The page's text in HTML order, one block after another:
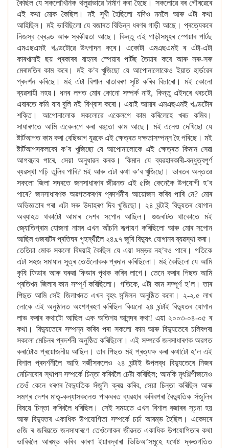
কৈছিল যে সকলোখিনিক থলুৱাভাৱে নিৰ্মাণ কৰা হৈছে। সকলোৱে বৰ গৌৰৱেৰে
এই কথা মোক কৈছিল। মই সুখী হৈছিলো যদিও মনলৈ আৰু এটা কথা
আহিছিল। মই ভাবিছিলো যে বজাৰত বিভিন্ন ধৰণৰ গাড়ী আছে। প্ৰত্যেকৰে
নিজস্ব ব্ৰেণ্ড আৰু স্বকীয়তা আছে। কিন্তু এই গাড়ীসমূহৰ স্পেয়াৰ পাৰ্টছ
এমএছএমই খণ্ডটোৱে উৎপাদন কৰে। একোটা এমএছএমই ৰ এটা-এটা
কাৰখানাই ছয় প্ৰকাৰৰ বাহনৰ স্পেয়াৰ পাৰ্টছ তৈয়াৰ কৰে আৰু সৰু-সৰু
মেৰামতিৰ কাম কৰে। মই ক’ব খুজিছো যে আপোনালোকেও ইয়াত হাৰ্ডৱেৰ
প্ৰদৰ্শন কৰিছে।
মই এটা বিশাল বাতাবৰণ সৃষ্টি কৰিব বিচাৰো। মই কোনো
ব্যৱসায়ী নহয়।
ধনৰ লগত মোৰ কোনো সম্পৰ্ক নাই, কিন্তু এইদৰে খৰচটো
এবাৰতে কমি যাব বুলি মই বিশ্বাস কৰো। এয়াই আমাৰ এমএছএমই খণ্ডটোৰ
শক্তি। আপোনালোক সকলোৱে একেলগে কাম কৰিলেহে খৰচ কমিব।
সাধাৰণতে আমি একেলগে কৰা বহুতো কাম আছে। মই এনেও দেখিছো যে
ষ্টাৰ্টআপত কাম কৰা বেছিভাগ যুৱকে এই ক্ষেত্ৰত দক্ষতাসম্পন্ন হৈ পৰিছে। মই
ষ্টাৰ্টআপসকলকো ক’ব খুজিছো যে আপোনালোকে এই ক্ষেত্ৰত কিমান সেৱা
আগবঢ়াব পাৰে, সেয়া অনুধাৱন কৰক। কিমান যে ব্যৱহাৰকাৰী-বন্ধুত্বপূৰ্ণ
ব্যৱস্থা গঢ়ি তুলিব পাৰি? মই আৰু এটা কথা ক’ব খুজিছো। ভাৰতৰ অন্ততঃ
সকলো জিলা সদৰতে জনসাধাৰণৰ জীৱনত এই ৫জি কেনেকৈ উপযোগী হ’ব
পাৰে? জনসাধাৰণক অৱগতকৰণৰ প্ৰদৰ্শনীৰ আয়োজন কৰিব পাৰি নে? মোৰ
অভিজ্ঞতাৰ পৰা এটা সৰু উদাহৰণ দিব খুজিছো। ২৪ ঘন্টাই বিদ্যুতৰ যোগান
অব্যাহত থকাটো আমাৰ দেশৰ সপোন আছিল। গুজৰাটত থাকোতে মই
জ্যোতিগ্ৰাম যোজনা নামৰ এখন আঁচনি ৰূপায়ণ কৰিছিলো আৰু মোৰ সপোন
আছিল গুজৰাটৰ প্ৰতিঘৰ গৃহস্থীলৈ ২৪x৭ জুৰি বিদ্যুৎ যোগানৰ ব্যৱস্থা কৰা।
তেতিয়া মোক সকলো বিষয়াই কৈছিল যে এয়া সম্ভৱ নহ’বও পাৰে। গতিকে
এটা সহজ সমাধান সূত্ৰ তেওঁলোকক প্ৰদান কৰিছিলো। মই কৈছিলো যে আমি
কৃষি ফিডাৰ আৰু ঘৰুৱা ফিডাৰ পৃথক কৰিব লাগে। তেনে কৰাৰ পিছত আমি
প্ৰতিখন জিলাৰ কাম সম্পূৰ্ণ কৰিছিলো। গতিকে, এটা কাম সম্পূৰ্ণ হ’ল। তাৰ
পিছত আমি সেই জিলাখনত এখন বৃহৎ সন্মিলন অনুষ্ঠিত কৰো। ২-২.৫ লাখ
লোকে এই অনুষ্ঠানত অংশগ্ৰহণ কৰিছিল কিয়নো ২৪ ঘন্টাই বিদ্যুতৰ যোগান
লাভ কৰাৰ কথাটো আছিল এক অতিশয় আনন্দৰ কথা! এয়া ২০০৩-০৪-০৫ ৰ
কথা। বিদ্যুতেৰে সম্পন্ন কৰিব পৰা সকলো কাম আৰু বিদ্যুতেৰে চলিবপৰা
সকলো মেচিনৰ প্ৰদৰ্শনী অনুষ্ঠিত কৰিছিলো। এই সম্পৰ্কে জনসাধাৰণক অৱগত
কৰাটোও প্ৰয়োজনীয় আছিল। তাৰ পিছত মই প্ৰত্যক্ষ কৰা কথাটো হ’ল এই
বিশাল প্ৰদৰ্শনীলৈ আহি দৰ্জীসকলেও ২৪ ঘন্টাই উপলব্ধ বিদ্যুতেৰে নিজৰ
মেচিনবোৰ স্থাপন সম্পৰ্কে চিন্তা কৰিবলৈ চেষ্টা কৰিছিল; আনকি মৃৎশিল্পীজনেও
তেওঁ কেনে ধৰণৰ বৈদ্যুতিক সঁজুলি ক্ৰয় কৰিব, সেয়া চিন্তা কৰিছিল আৰু
সমগ্ৰ দেশৰ মাতৃ-কন্যাসকলেও পাকঘৰত ব্যৱহাৰ কৰিবপৰা বৈদ্যুতিক সঁজুলিৰ
বিষয়ে চিন্তা কৰিবলৈ ধৰিছিল। সেই সময়তে এখন বিশাল বজাৰৰ সূচনা হয়
আৰু বিদ্যুতৰ একাধিক উপযোগিতা সম্পৰ্কে চৰ্চা আৰম্ভ হৈছিল। একেদৰে
৫জি ৰ জৰিয়তে জনসাধাৰণে তেওঁলোকৰ জীৱনত একাধিক উপযোগিতাৰ কথা
ভাবিবলৈ আৰম্ভ কৰিব কাৰণ ইয়াৰদ্বাৰা ভিডিঅ’সমূহে যথেষ্ট দ্ৰুতগতিত